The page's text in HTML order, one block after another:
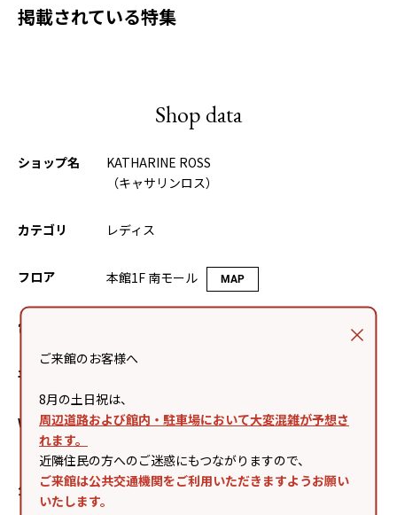
ご来館のお客様へ
8月の土日祝は、
周辺道路および館内・駐車場において大変混雑が予想さ
れます。
近隣住民の方へのご迷惑にもつながりますので、
ご来館は公共交通機関をご利用いただきますようお願い
いたします。
掲載されている特集
Shop data
ショップ名
KATHARINE ROSS
（キャサリンロス）
カテゴリ レディス
フロア 本館1F 南モール MAP
電話番号
平均予算
Webサイト
https://ikg-crossing.jp/category/KATHARINE
公式SNS